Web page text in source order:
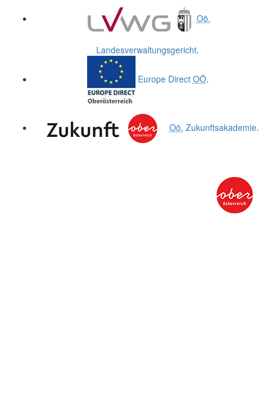
Oö.
Landesverwaltungsgericht.
Europe Direct OÖ.
Oö. Zukunftsakademie.